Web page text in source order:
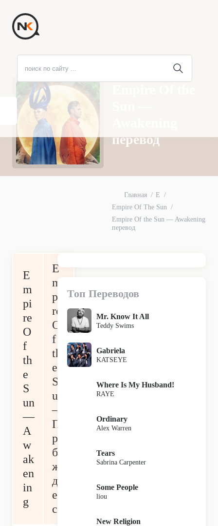
перевод
Главная
E
Empire Of The Sun
Empire Of the Sun — Awakening
перевод
E
m
pi
re
O
f
th
e
S
un
—
A
w
ak
en
in
g
E
m
pi
re
O
f
th
e
S
un
—
П
ро
бу
ж
да
ет
ся
Топ Переводов
Mr. Know It All
Teddy Swims
Gabriela
KATSEYE
Where Is My Husband!
RAYE
Ordinary
Alex Warren
Tears
Sabrina Carpenter
Some People
liou
New Religion